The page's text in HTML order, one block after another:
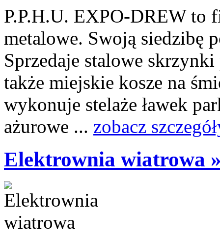
P.P.H.U. EXPO-DREW to
metalowe. Swoją siedzibę
Sprzedaje stalowe
także miejskie kosze na
wykonuje stelaże ławek
ażurowe ... zobacz
Elektrownia wiatrowa